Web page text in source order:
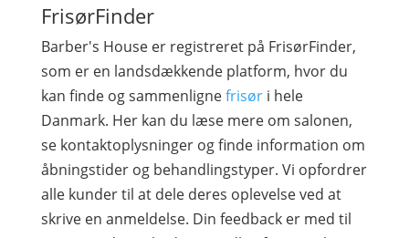
FrisørFinder
Barber's House er registreret på FrisørFinder,
som er en landsdækkende platform, hvor du
kan finde og sammenlignefrisøri hele
Danmark. Her kan du læse mere om salonen,
se kontaktoplysninger og finde information om
åbningstider og behandlingstyper. Vi opfordrer
alle kunder til at dele deres oplevelse ved at
skrive en anmeldelse. Din feedback er med til